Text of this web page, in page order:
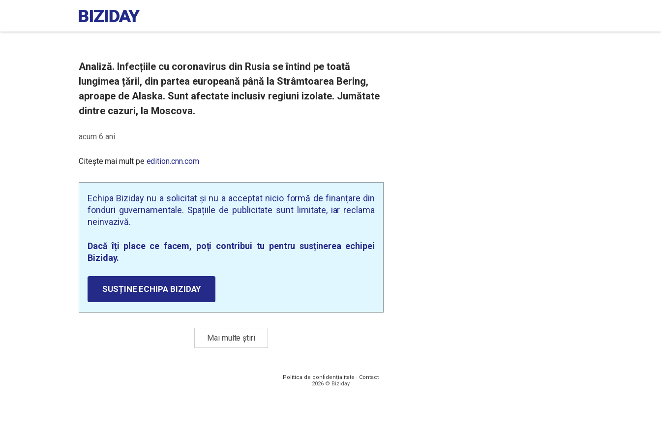
Analiză. Infecțiile cu coronavirus din Rusia se întind pe toată
lungimea țării, din partea europeană până la Strâmtoarea Bering,
aproape de Alaska. Sunt afectate inclusiv regiuni izolate. Jumătate
dintre cazuri, la Moscova.
acum 6 ani
Citește mai mult pe edition.cnn.com
Echipa Biziday nu a solicitat și nu a acceptat nicio formă de finanțare din
fonduri guvernamentale. Spațiile de publicitate sunt limitate, iar reclama
neinvazivă.
Dacă îți place ce facem, poți contribui tu pentru susținerea echipei
Biziday.
SUSȚINE ECHIPA BIZIDAY
Mai multe știri
Politica de confidențialitate · Contact
2026 © Biziday